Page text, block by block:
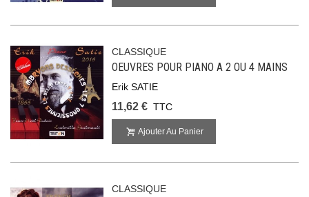
CLASSIQUE
OEUVRES POUR PIANO A 2 OU 4 MAINS
Erik SATIE
11,62 € TTC
Ajouter Au Panier
CLASSIQUE